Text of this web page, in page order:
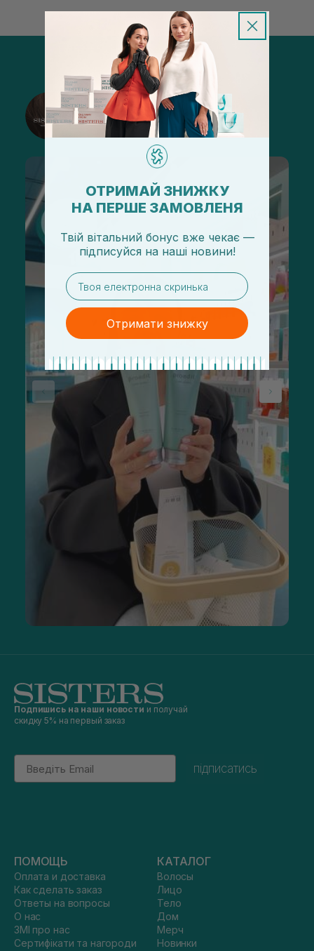
@sisters_stelmakh в Instagram
Подписаться
Подпишись на наши новости и получай
скидку 5% на первый заказ
Email
підписатись
ПОМОЩЬ
Оплата и доставка
Как сделать заказ
Ответы на вопросы
О нас
ЗМІ про нас
Сертифікати та нагороди
КАТАЛОГ
Волосы
Лицо
Тело
Дом
Мерч
Новинки
ОТРИМАЙ ЗНИЖКУ
НА ПЕРШЕ ЗАМОВЛЕНЯ
Твій вітальний бонус вже чекає —
підписуйся на наші новини!
email
Отримати знижку